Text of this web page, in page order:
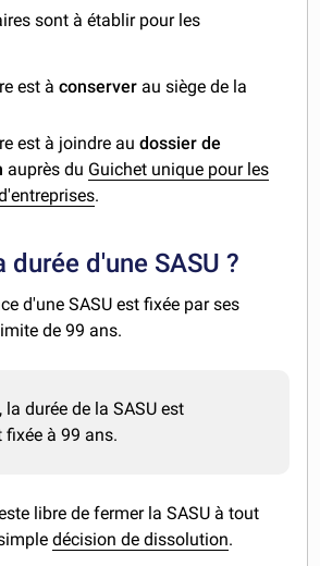
sont à établir pour les
est àconserver au siège de la
est à joindre audossier de
auprès du Guichet unique pour les
.
durée d'une SASU ?
d'une SASU est fixée par ses
de 99 ans.
la durée de la SASU est
fixée à 99 ans.
libre de fermer la SASU à tout
décision de dissolution.